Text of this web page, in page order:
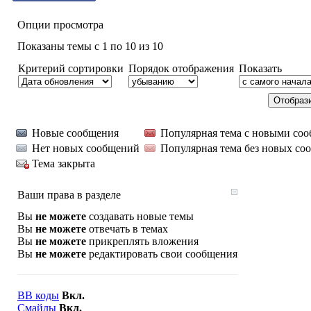
Опции просмотра
Показаны темы с 1 по 10 из 10
Критерий сортировки Порядок отображения Показать
Новые сообщения
Популярная тема с новыми
Нет новых сообщений
Популярная тема без новых
Тема закрыта
Ваши права в разделе
Вы не можете создавать новые темы
Вы не можете отвечать в темах
Вы не можете прикреплять вложения
Вы не можете редактировать свои сообщения
BB коды Вкл.
Смайлы Вкл.